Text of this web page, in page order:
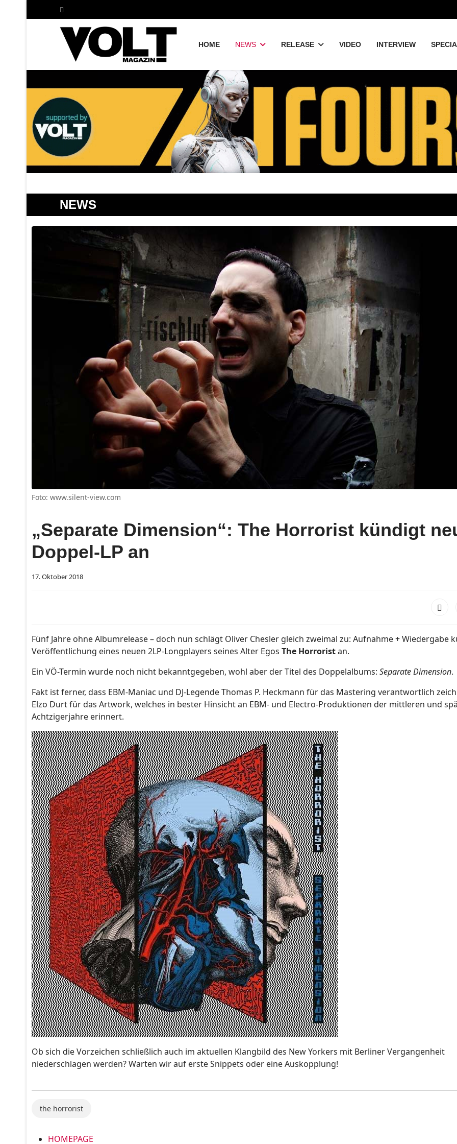
HOME NEWS RELEASE VIDEO INTERVIEW
NEWS
Foto: www.silent-view.com
„Separate Dimension“: The Horrorist kündigt
Doppel-LP an
17. Oktober 2018
Fünf Jahre ohne Albumrelease – doch nun schlägt Oliver Chesler gleich zweimal zu: Aufnahme + Wiedergabe
Veröffentlichung eines neuen 2LP-Longplayers seines Alter Egos The Horroristan.
Ein VÖ-Termin wurde noch nicht bekanntgegeben, wohl aber der Titel des Doppelalbums: Separate Dimension.
Fakt ist ferner, dass EBM-Maniac und DJ-Legende Thomas P. Heckmann für das Mastering verantwortlich
Elzo Durt für das Artwork, welches in bester Hinsicht an EBM- und Electro-Produktionen der mittleren und
Achtzigerjahre erinnert.
Ob sich die Vorzeichen schließlich auch im aktuellen Klangbild des New Yorkers mit Berliner Vergangenheit
niederschlagen werden? Warten wir auf erste Snippets oder eine Auskopplung!
the horrorist
HOMEPAGE